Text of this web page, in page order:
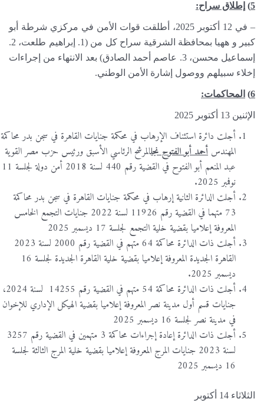
5) إطلاق سراح:
– في 12 أكتوبر 2025، أطلقت قوات الأمن في مركزي شرطة أبو
كبير و ههيا بمحافظة الشرقية سراح كل من (1. إبراهيم طلعت، 2.
إسماعيل محسن، 3. عاصم أحمد الصادق) بعد الانتهاء من إجراءات
إخلاء سبيلهم ووصول إشارة الأمن الوطني.
6) المحاكمات:
الإثنين 13 أكتوبر 2025
أجلت دائرة استئناف الإرهاب في محكمة جنايات القاهرة في سجن بدر محاكمة
المهندس أحمد أبو الفتوح نجلالمرشح الرئاسي الأسبق ورئيس حزب مصر القوية
عبد المنعم أبو الفتوح في القضية رقم 440 لسنة 2018 أمن دولة لجلسة 11
نوفمبر 2025.
أجلت الدائرة الثانية إرهاب في محكمة جنايات القاهرة في سجن بدر محاكمة
73 متهما في القضية رقم 11926 لسنة 2022 جنايات التجمع الخامس
المعروفة إعلاميا بقضية خلية التجمع لجلسة 17 ديسمبر 2025
أجلت ذات الدائرة محاكمة 64 متهم في القضية رقم 2000 لسنة 2023
القاهرة الجديدة المعروفة إعلاميا بقضية خلية القاهرة الجديدة لجلسة 16
ديسمبر 2025.
أجلت ذات الدائرة محاكمة 54 متهم في القضية رقم 14255 لسنة 2024،
جنايات قسم أول مدينة نصر المعروفة إعلاميا بقضية الهيكل الإداري للإخوان
في مدينة نصر لجلسة 16 ديسمبر 2025
أجلت ذات الدائرة إعادة إجراءات محاكمة 3 متهمين في القضية رقم 3257
لسنة 2023 جنايات المرج المعروفة إعلاميا بقضية خلية المرج الثالثة لجلسة
16 ديسمبر 2025
الثلاثاء 14 أكتوبر